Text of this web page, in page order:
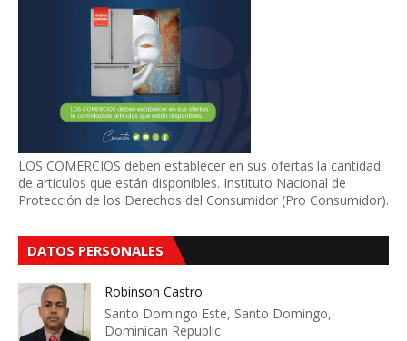
LOS COMERCIOS deben establecer en sus ofertas la cantidad
de artículos que están disponibles. Instituto Nacional de
Protección de los Derechos del Consumidor (Pro Consumidor).
DATOS PERSONALES
Robinson Castro
Santo Domingo Este, Santo Domingo,
Dominican Republic